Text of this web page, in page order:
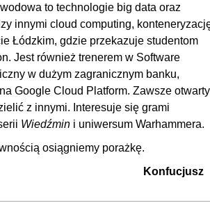
to technologie big data oraz
innymi cloud computing,
Łódzkim, gdzie przekazuje studentom
Jest również trenerem w Software
w dużym zagranicznym banku,
Google Cloud Platform. Zawsze
z innymi. Interesuje się grami
Wiedźmin i uniwersum Warhammera.
osiągniemy porażkę.
Konfucjusz